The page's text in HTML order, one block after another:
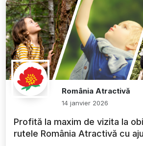
România Atractivă
14 janvier 2026
Profită la maxim de vizita la
rutele România Atractivă cu